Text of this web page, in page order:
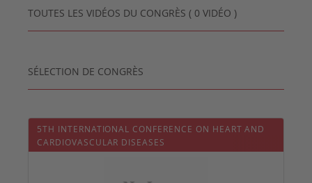
TOUTES LES VIDÉOS DU CONGRÈS ( 0 VIDÉO )
SÉLECTION DE CONGRÈS
5TH INTERNATIONAL CONFERENCE ON HEART AND
CARDIOVASCULAR DISEASES